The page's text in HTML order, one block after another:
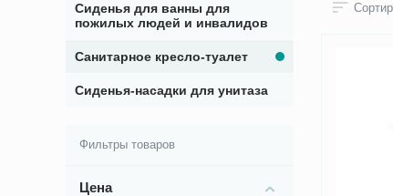
Сиденья для ванны для
пожилых людей и инвалидов
Санитарное кресло-туалет
Сиденья-насадки для унитаза
Фильтры товаров
Цена